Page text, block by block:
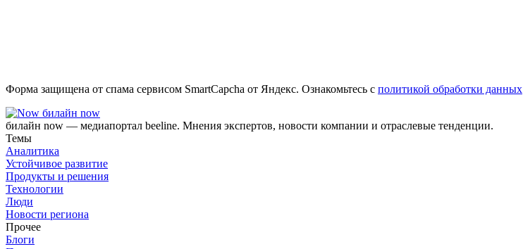
Форма защищена от спама сервисом SmartCapcha от Яндекс. Ознакомьтесь с политикой обработки данных
билайн now
билайн now — медиапортал beeline. Мнения экспертов, новости компании и отраслевые тенденции.
Темы
Аналитика
Устойчивое развитие
Продукты и решения
Технологии
Люди
Новости региона
Прочее
Блоги